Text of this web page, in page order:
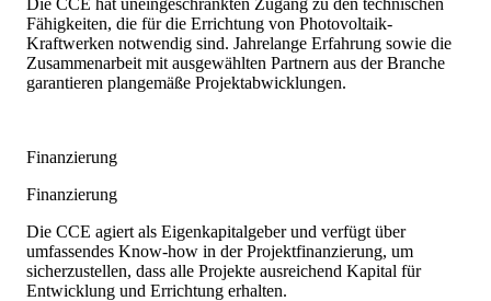
Fähigkeiten, die für die Errichtung von Photovoltaik-
Kraftwerken notwendig sind. Jahrelange Erfahrung sowie die
Zusammenarbeit mit ausgewählten Partnern aus der Branche
garantieren plangemäße Projektabwicklungen.
Finanzierung
Finanzierung
Die CCE agiert als Eigenkapitalgeber und verfügt über
umfassendes Know-how in der Projektfinanzierung, um
sicherzustellen, dass alle Projekte ausreichend Kapital für
Entwicklung und Errichtung erhalten.